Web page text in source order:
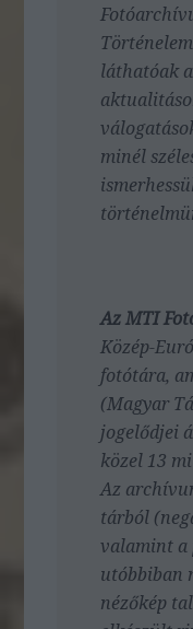
láthatóak
minél
Az MTI
Közép-
fotótára,
(Magyar
jogelődjei
közel 13
Az
tárból
valamint a
utóbbiban
nézőkép